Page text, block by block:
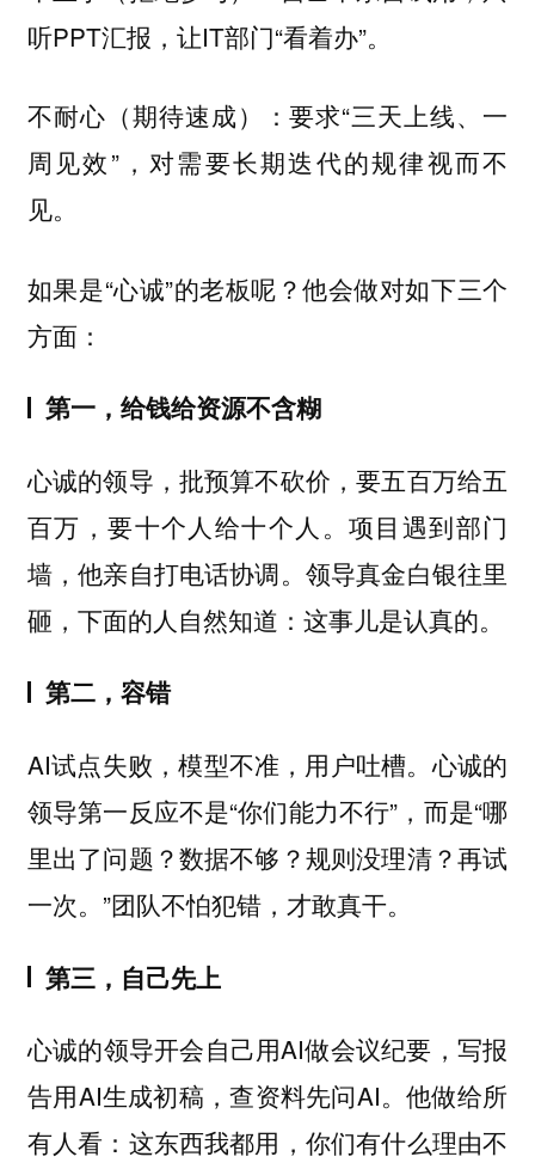
听PPT汇报，让IT部门“看着办”。
不耐心 （期待速成）：要求“三天上线、一
周见效”，对需要长期迭代的规律视而不
见。
如果是“心诚”的老板呢？他会做对如下三个
方面：
第一，给钱给资源不含糊
心诚的领导，批预算不砍价，要五百万给五
百万，要十个人给十个人。项目遇到部门
墙，他亲自打电话协调。领导真金白银往里
砸，下面的人自然知道：这事儿是认真的。
第二，容错
AI试点失败，模型不准，用户吐槽。心诚的
领导第一反应不是“你们能力不行”，而是“哪
里出了问题？数据不够？规则没理清？再试
一次。”团队不怕犯错，才敢真干。
第三，自己先上
心诚的领导开会自己用AI做会议纪要，写报
告用AI生成初稿，查资料先问AI。他做给所
有人看：这东西我都用，你们有什么理由不